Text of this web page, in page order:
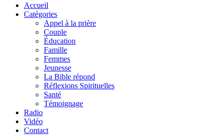
Accueil
Catégories
Appel à la prière
Couple
Éducation
Famille
Femmes
Jeunesse
La Bible répond
Réflexions Spirituelles
Santé
Témoignage
Radio
Vidéo
Contact